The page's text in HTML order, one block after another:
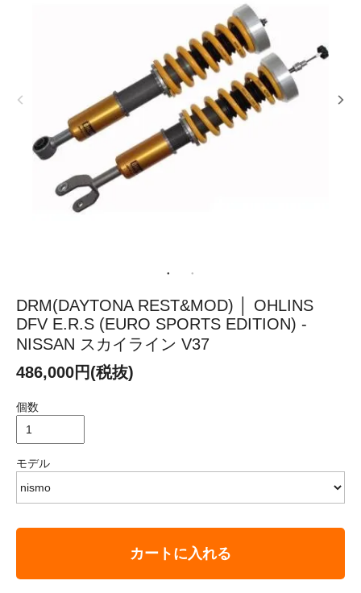
DRM(DAYTONA REST&MOD) │ OHLINS
DFV E.R.S (EURO SPORTS EDITION) -
NISSAN スカイライン V37
486,000円(税抜)
個数
モデル
カートに入れる